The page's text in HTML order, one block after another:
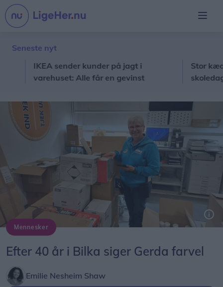
Seneste nyt
IKEA sender kunder på jagt i
varehuset: Alle får en gevinst
Stor kæde
skoledag
Mennesker
Efter 40 år i Bilka siger Gerda farvel
Emilie Nesheim Shaw